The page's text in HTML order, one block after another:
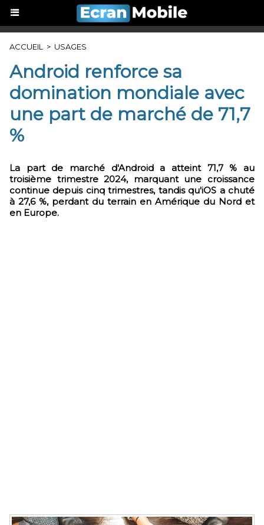
ACCUEIL > USAGES
Android renforce sa
domination mondiale avec
une part de marché de 71,7
%
La part de marché d'Android a atteint 71,7 % au
troisième trimestre 2024, marquant une croissance
continue depuis cinq trimestres, tandis qu'iOS a chuté
à 27,6 %, perdant du terrain en Amérique du Nord et
en Europe.